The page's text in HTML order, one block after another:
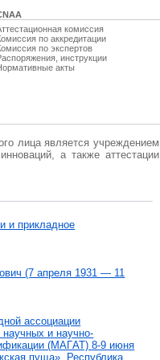
комиссия
по аккредитации
по экспертов
инструкции
акты
лица является учреждением
а также аттестации
и прикладное
(7 апреля 1931 — 11
ассоциации
научных и научно-
(МАГAT) 8-9 июня
пуща», Республика